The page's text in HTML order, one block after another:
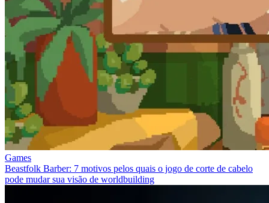
Games
Beastfolk Barber: 7 motivos pelos quais o jogo de corte de cabelo
pode mudar sua visão de worldbuilding